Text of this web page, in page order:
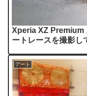
Xperia XZ Premium
ートレースを撮影し
アート